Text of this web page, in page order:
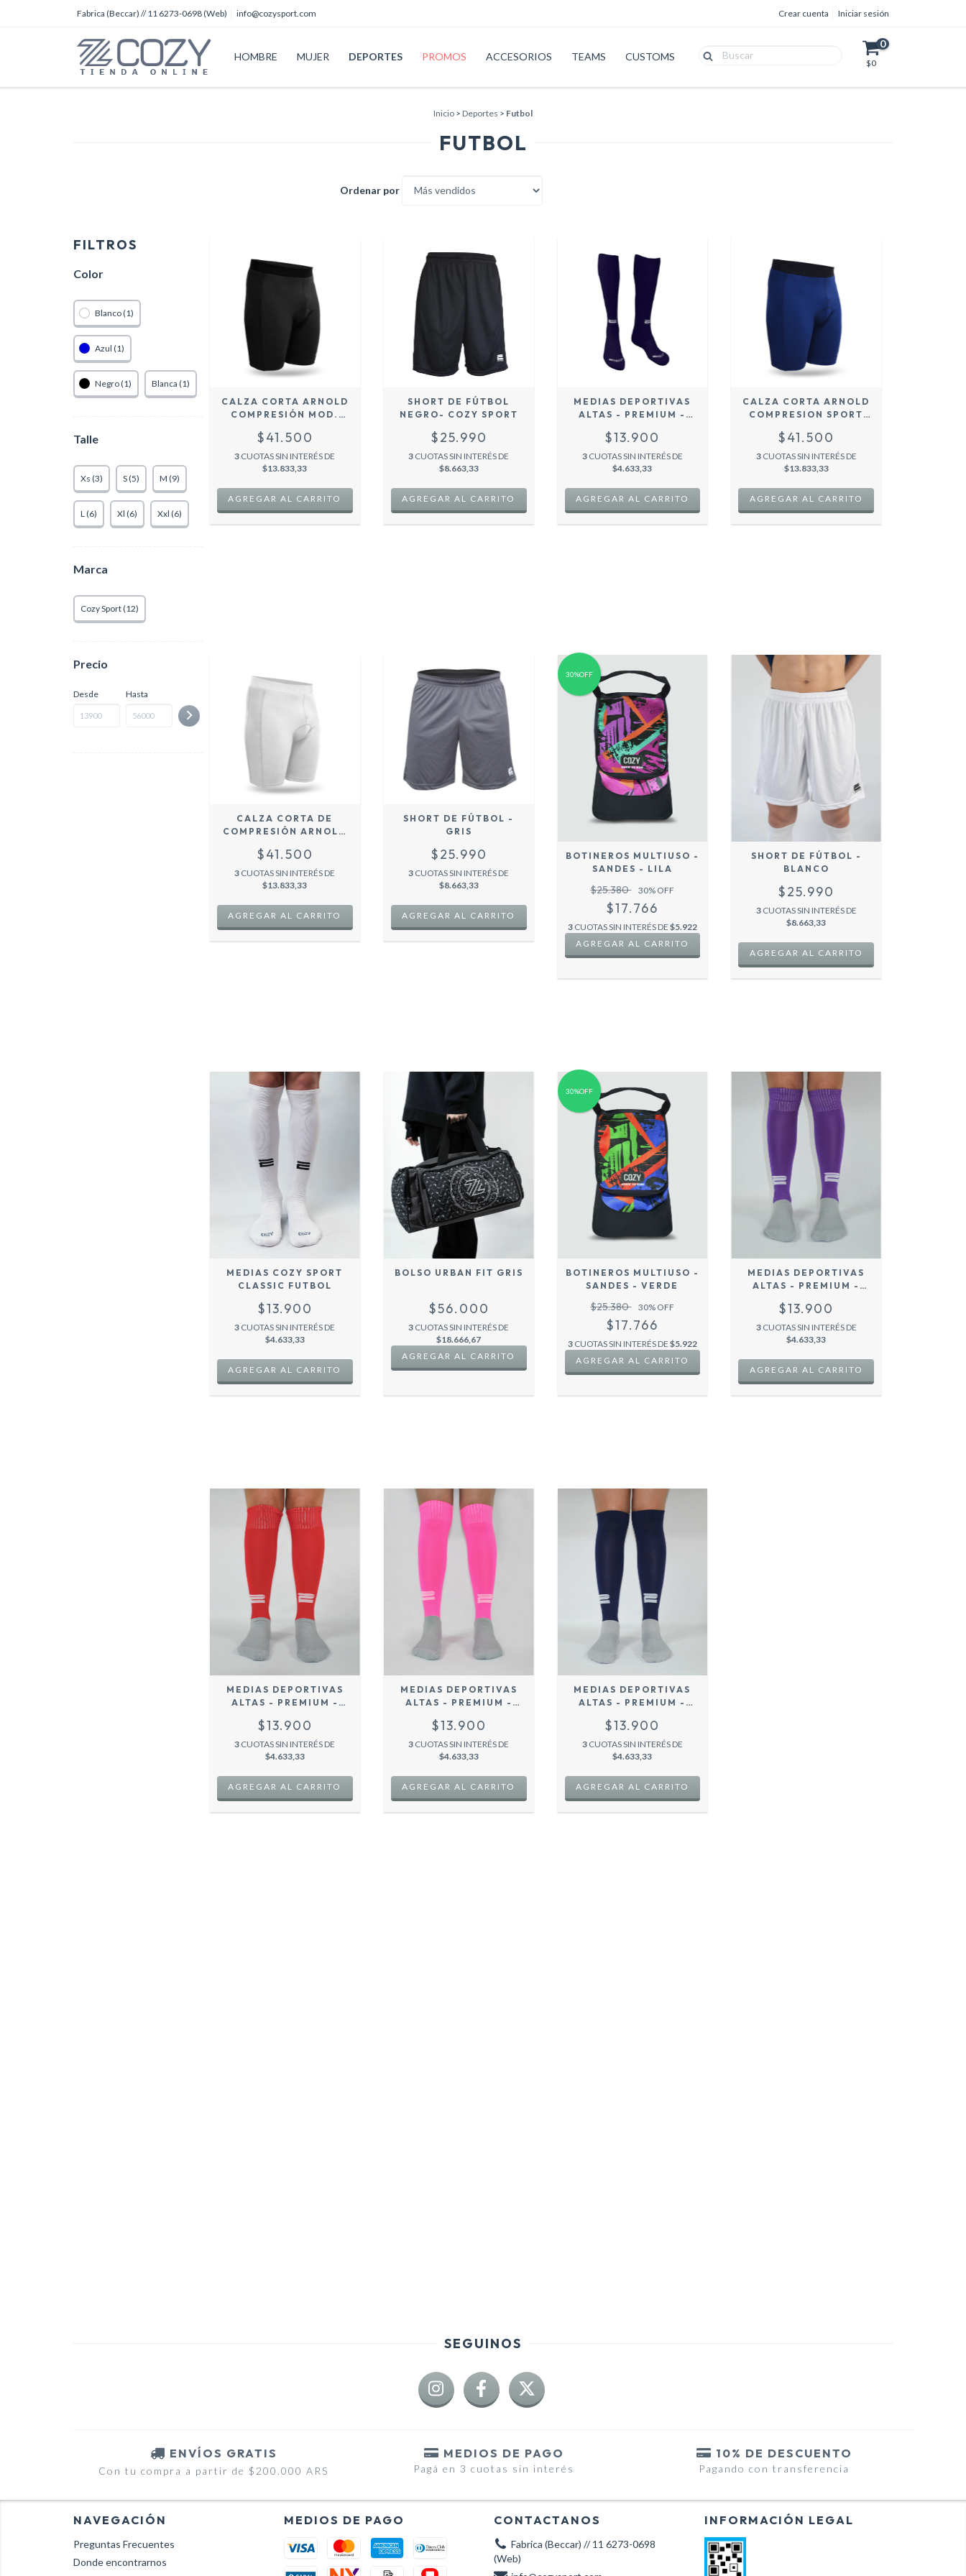
Fabrica (Beccar) // 11 6273-0698 (Web) info@cozysport.com Crear cuenta Iniciar sesión
HOMBRE MUJER DEPORTES PROMOS ACCESORIOS TEAMS CUSTOMS
0
$0
Inicio > Deportes > Futbol
FUTBOL
Ordenar por
FILTROS
Color
Blanco (1)
Azul (1)
Negro (1) Blanca (1)
Talle
Xs (3) S (5) M (9)
L (6) Xl (6) Xxl (6)
Marca
Cozy Sport (12)
Precio
Desde Hasta
CALZA CORTA ARNOLD
COMPRESIÓN MOD.
CROSSFIT MOD.
HOMBRE
$41.500
3 CUOTAS SIN INTERÉS DE
$13.833,33
AGREGAR AL CARRITO
SHORT DE FÚTBOL
NEGRO- COZY SPORT
$25.990
3 CUOTAS SIN INTERÉS DE
$8.663,33
AGREGAR AL CARRITO
MEDIAS DEPORTIVAS
ALTAS - PREMIUM -
$13.900
3 CUOTAS SIN INTERÉS DE
$4.633,33
AGREGAR AL CARRITO
CALZA CORTA ARNOLD
COMPRESION SPORT
FUTBOL CROSFIT MOD.
HOMBRE
$41.500
3 CUOTAS SIN INTERÉS DE
$13.833,33
AGREGAR AL CARRITO
CALZA CORTA DE
COMPRESIÓN ARNOLD
FUTBOL CROSFIT
BLANCO
$41.500
3 CUOTAS SIN INTERÉS DE
$13.833,33
AGREGAR AL CARRITO
SHORT DE FÚTBOL -
GRIS
$25.990
3 CUOTAS SIN INTERÉS DE
$8.663,33
AGREGAR AL CARRITO
30%OFF
BOTINEROS MULTIUSO -
SANDES - LILA
$25.380 30% OFF
$17.766
3 CUOTAS SIN INTERÉS DE $5.922
SHORT DE FÚTBOL -
BLANCO
$25.990
3 CUOTAS SIN INTERÉS DE
$8.663,33
AGREGAR AL CARRITO
MEDIAS COZY SPORT
CLASSIC FUTBOL
$13.900
3 CUOTAS SIN INTERÉS DE
$4.633,33
AGREGAR AL CARRITO
BOLSO URBAN FIT GRIS
$56.000
3 CUOTAS SIN INTERÉS DE
$18.666,67
30%OFF
BOTINEROS MULTIUSO -
SANDES - VERDE
$25.380 30% OFF
$17.766
3 CUOTAS SIN INTERÉS DE $5.922
MEDIAS DEPORTIVAS
ALTAS - PREMIUM -
$13.900
3 CUOTAS SIN INTERÉS DE
$4.633,33
AGREGAR AL CARRITO
MEDIAS DEPORTIVAS
ALTAS - PREMIUM -
$13.900
3 CUOTAS SIN INTERÉS DE
$4.633,33
AGREGAR AL CARRITO
MEDIAS DEPORTIVAS
ALTAS - PREMIUM -
$13.900
3 CUOTAS SIN INTERÉS DE
$4.633,33
AGREGAR AL CARRITO
MEDIAS DEPORTIVAS
ALTAS - PREMIUM -
$13.900
3 CUOTAS SIN INTERÉS DE
$4.633,33
AGREGAR AL CARRITO
SEGUINOS
ENVÍOS GRATIS
Con tu compra a partir de $200.000 ARS
MEDIOS DE PAGO
Pagá en 3 cuotas sin interés
10% DE DESCUENTO
Pagando con transferencia
NAVEGACIÓN
Preguntas Frecuentes
Donde encontrarnos
MEDIOS DE PAGO CONTACTANOS
Fabrica (Beccar) // 11 6273-0698
(Web)
INFORMACIÓN LEGAL